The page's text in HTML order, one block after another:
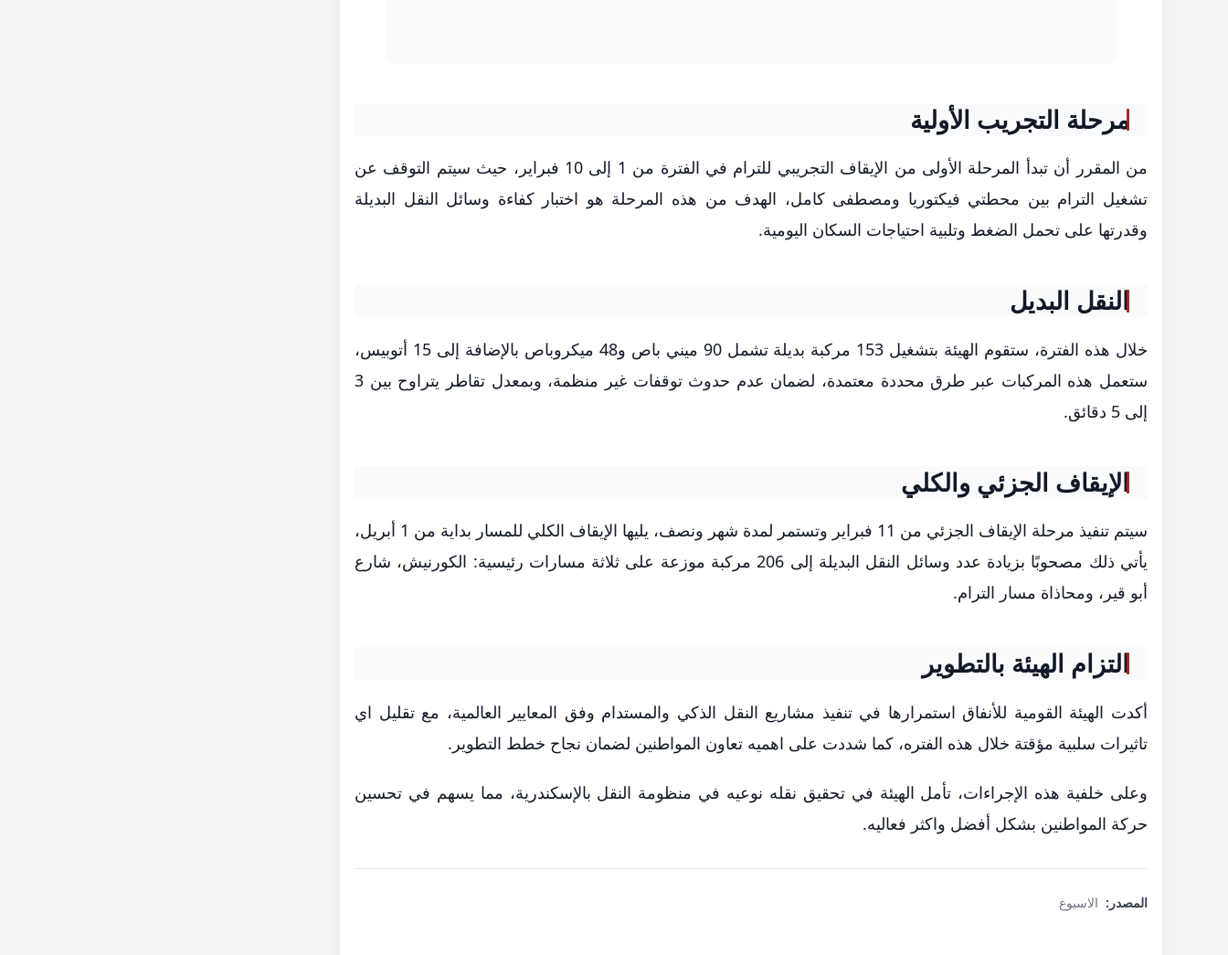
مرحلة التجريب الأولية
من المقرر أن تبدأ المرحلة الأولى من الإيقاف التجريبي للترام في الفترة من 1 إلى 10 فبراير، حيث سيتم التوقف عن
تشغيل الترام بين محطتي فيكتوريا ومصطفى كامل، الهدف من هذه المرحلة هو اختبار كفاءة وسائل النقل البديلة
وقدرتها على تحمل الضغط وتلبية احتياجات السكان اليومية.
النقل البديل
خلال هذه الفترة، ستقوم الهيئة بتشغيل 153 مركبة بديلة تشمل 90 ميني باص و48 ميكروباص بالإضافة إلى 15 أتوبيس،
ستعمل هذه المركبات عبر طرق محددة معتمدة، لضمان عدم حدوث توقفات غير منظمة، وبمعدل تقاطر يتراوح بين 3
إلى 5 دقائق.
الإيقاف الجزئي والكلي
سيتم تنفيذ مرحلة الإيقاف الجزئي من 11 فبراير وتستمر لمدة شهر ونصف، يليها الإيقاف الكلي للمسار بداية من 1 أبريل،
يأتي ذلك مصحوبًا بزيادة عدد وسائل النقل البديلة إلى 206 مركبة موزعة على ثلاثة مسارات رئيسية: الكورنيش، شارع
أبو قير، ومحاذاة مسار الترام.
التزام الهيئة بالتطوير
أكدت الهيئة القومية للأنفاق استمرارها في تنفيذ مشاريع النقل الذكي والمستدام وفق المعايير العالمية، مع تقليل اي
تاثيرات سلبية مؤقتة خلال هذه الفتره، كما شددت على اهميه تعاون المواطنين لضمان نجاح خطط التطوير.
وعلى خلفية هذه الإجراءات، تأمل الهيئة في تحقيق نقله نوعيه في منظومة النقل بالإسكندرية، مما يسهم في تحسين
حركة المواطنين بشكل أفضل واكثر فعاليه.
المصدر: الاسبوع